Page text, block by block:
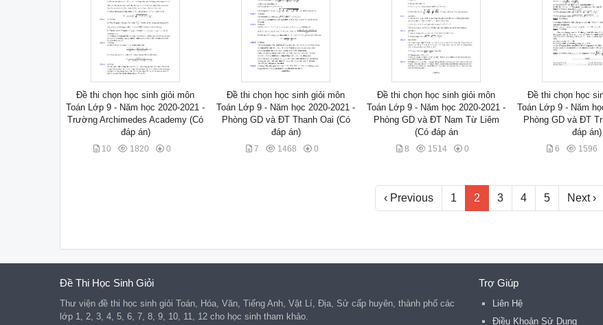
Đề thi chọn học sinh giỏi môn
Toán Lớp 9 - Năm học 2020-2021 -
Trường Archimedes Academy (Có
đáp án)
10 1820 0
Đề thi chọn học sinh giỏi môn
Toán Lớp 9 - Năm học 2020-2021 -
Phòng GD và ĐT Thanh Oai (Có
đáp án)
7 1468 0
Đề thi chọn học sinh giỏi môn
Toán Lớp 9 - Năm học 2020-2021 -
Phòng GD và ĐT Nam Từ Liêm
(Có đáp án
8 1514 0
Đề thi chọn học
Toán Lớp 9 - Năm
Phòng GD và ĐT
đáp án)
6 1596
‹ Previous 1 2 3 4 5 Next ›
Đề Thi Học Sinh Giỏi
Thư viện đề thi học sinh giỏi Toán, Hóa, Văn, Tiếng Anh, Vật Lí, Địa, Sử cấp huyên, thành phố các
lớp 1, 2, 3, 4, 5, 6, 7, 8, 9, 10, 11, 12 cho học sinh tham khảo.
Trợ Giúp
Liên Hệ
Điều Khoản Sử Dụng